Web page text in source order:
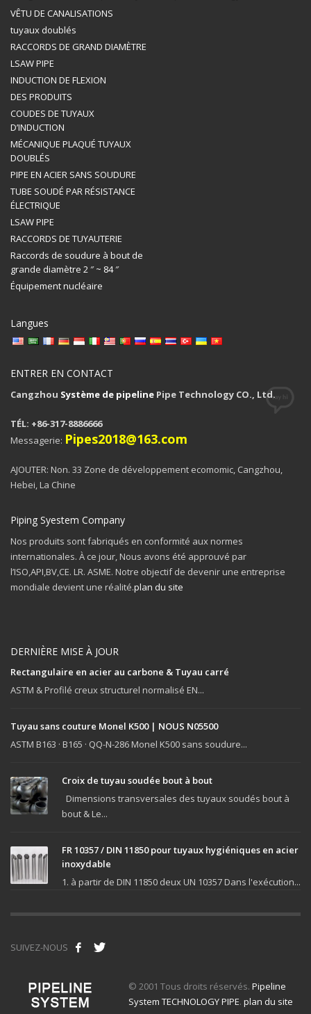
VÊTU DE CANALISATIONS
tuyaux doublés
RACCORDS DE GRAND DIAMÈTRE
LSAW PIPE
INDUCTION DE FLEXION
DES PRODUITS
COUDES DE TUYAUX
D’INDUCTION
MÉCANIQUE PLAQUÉ TUYAUX
DOUBLÉS
PIPE EN ACIER SANS SOUDURE
TUBE SOUDÉ PAR RÉSISTANCE
ÉLECTRIQUE
LSAW PIPE
RACCORDS DE TUYAUTERIE
Raccords de soudure à bout de
grande diamètre 2 ″ ~ 84 ″
Équipement nucléaire
Langues
ENTRER EN CONTACT
Cangzhou Système de pipeline Pipe Technology CO., Ltd.
TÉL: +86-317-8886666
Messagerie: Pipes2018@163.com
AJOUTER: Non. 33 Zone de développement ecomomic, Cangzhou,
Hebei, La Chine
Piping Syestem Company
Nos produits sont fabriqués en conformité aux normes
internationales. À ce jour, Nous avons été approuvé par
l’ISO,API,BV,CE. LR. ASME. Notre objectif de devenir une entreprise
mondiale devient une réalité.plan du site
DERNIÈRE MISE À JOUR
Rectangulaire en acier au carbone & Tuyau carré
ASTM & Profilé creux structurel normalisé EN...
Tuyau sans couture Monel K500 | NOUS N05500
ASTM B163 · B165 · QQ-N-286 Monel K500 sans soudure...
Croix de tuyau soudée bout à bout
Dimensions transversales des tuyaux soudés bout à
bout & Le...
FR 10357 / DIN 11850 pour tuyaux hygiéniques en acier
inoxydable
1. à partir de DIN 11850 deux UN 10357 Dans l'exécution...
SUIVEZ-NOUS
© 2001 Tous droits réservés. Pipeline
System TECHNOLOGY PIPE. plan du site